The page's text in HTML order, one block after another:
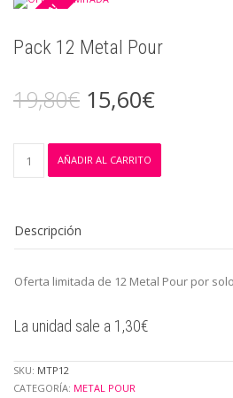
¡OFERTA!
Pack 12 Metal Pour
19,80€ 15,60€
AÑADIR AL CARRITO
Descripción
Oferta limitada de 12 Metal Pour por
La unidad sale a 1,30€
SKU: MTP12
CATEGORÍA: METAL POUR